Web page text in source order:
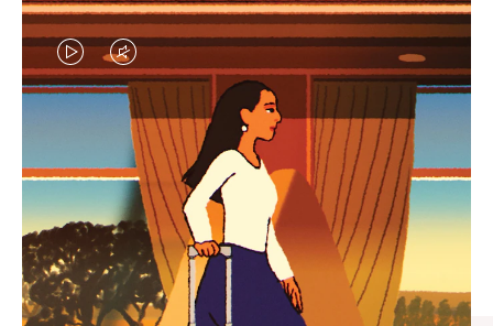
EL
VÍDEO
ESTÁ
PAUSADO,
PULSE
PARA
EL
SONIDO
DEL
VÍDEO
ESTÁ
DESACTIVADO:
PULSE
IDAS DE REGALO CUIDADOSAMENTE ELEGIDAS
Encuentre su compañero de
viaje ideal